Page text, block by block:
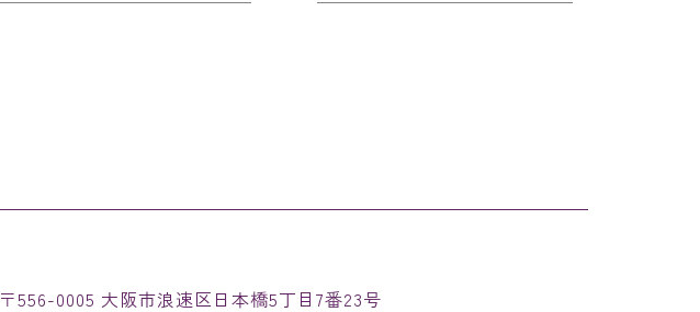
〒556-0005 大阪市浪速区日本橋5丁目7番23号